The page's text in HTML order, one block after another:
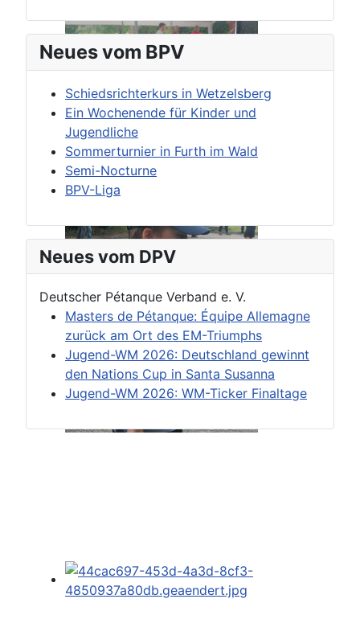
Neues vom BPV
Schiedsrichterkurs in Wetzelsberg
Ein Wochenende für Kinder und
Jugendliche
Sommerturnier in Furth im Wald
Semi-Nocturne
BPV-Liga
Neues vom DPV
Deutscher Pétanque Verband e. V.
Masters de Pétanque: Équipe Allemagne
zurück am Ort des EM-Triumphs
Jugend-WM 2026: Deutschland gewinnt
den Nations Cup in Santa Susanna
Jugend-WM 2026: WM-Ticker Finaltage